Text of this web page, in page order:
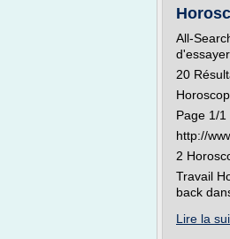
All-
d'essayer
20
Page 1/1
http://
2
Travail
back
Lire la